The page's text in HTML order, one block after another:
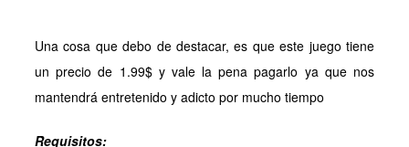
Una cosa que debo de destacar, es que este juego tiene
un precio de 1.99$ y vale la pena pagarlo ya que nos
mantendrá entretenido y adicto por mucho tiempo
Requisitos: